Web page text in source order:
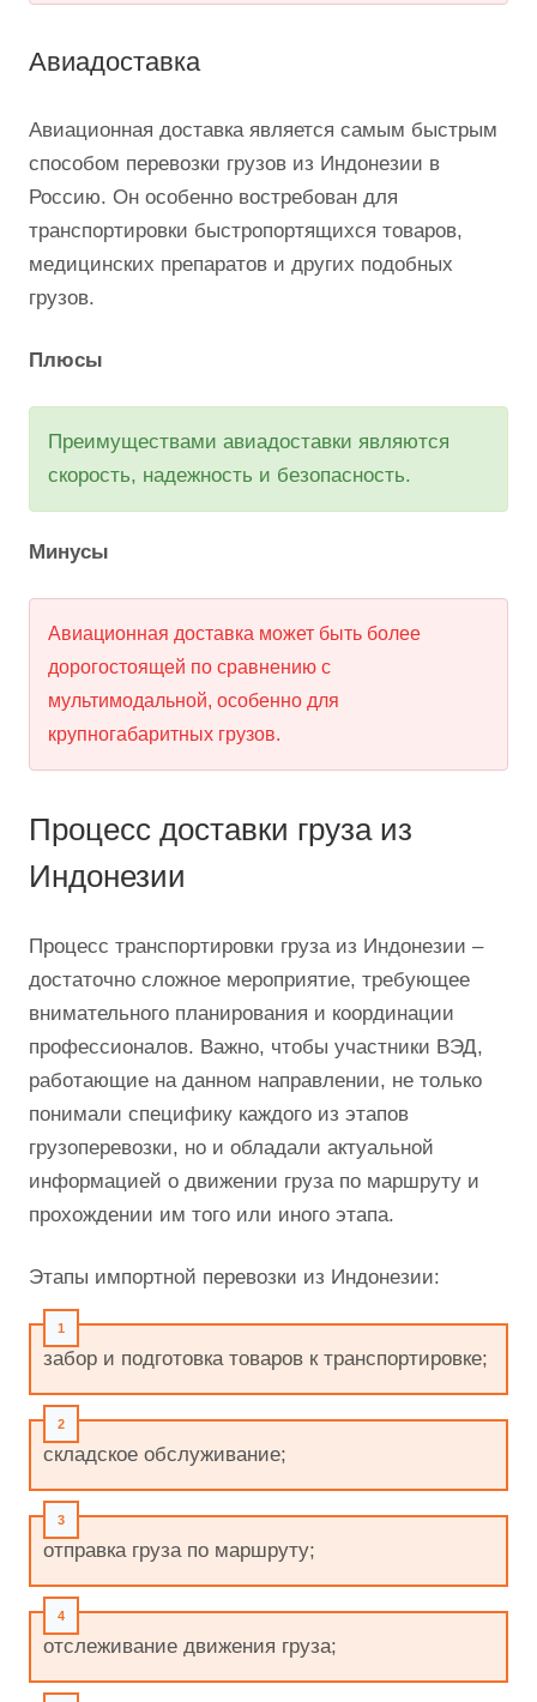
Минусы
больше времени.
Авиадоставка
Авиационная доставка является самым быстрым
Россию. Он особенно востребован для
грузов.
Плюсы
Преимуществами авиадоставки являются
скорость, надежность и безопасность.
Минусы
дорогостоящей по сравнению с
крупногабаритных грузов.
Процесс доставки груза из
Индонезии
Процесс транспортировки груза из Индонезии –
достаточно сложное мероприятие, требующее
внимательного планирования и координации
профессионалов. Важно, чтобы участники ВЭД,
понимали специфику каждого из этапов
грузоперевозки, но и обладали актуальной
информацией о движении груза по маршруту и
прохождении им того или иного этапа.
Этапы импортной перевозки из Индонезии:
забор и подготовка товаров к транспортировке;
складское обслуживание;